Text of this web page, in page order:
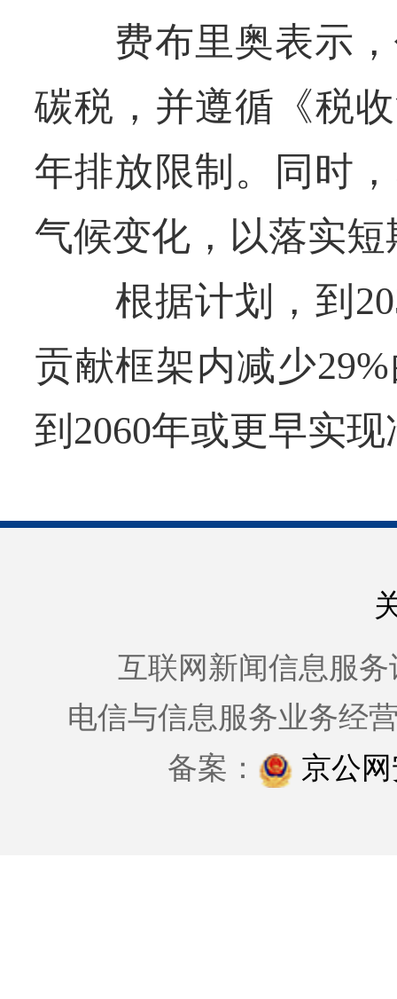
费布里奥表示，
碳税，并遵循《税
年排放限制。同时
气候变化，以落实
根据计划，到
贡献框架内减少
到2060年或更早实
互联网新闻信息服务
电信与信息服务业务经
备案：
京公网